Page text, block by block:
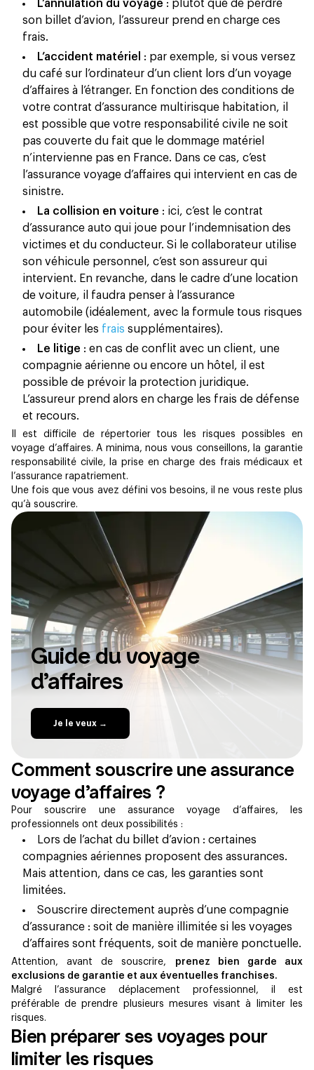
L’annulation du voyage : plutôt que de perdre
son billet d’avion, l’assureur prend en charge ces
frais.
L’accident matériel : par exemple, si vous versez
du café sur l’ordinateur d’un client lors d’un voyage
d’affaires à l’étranger. En fonction des conditions de
votre contrat d’assurance multirisque habitation, il
est possible que votre responsabilité civile ne soit
pas couverte du fait que le dommage matériel
n’intervienne pas en France. Dans ce cas, c’est
l’assurance voyage d’affaires qui intervient en cas de
sinistre.
La collision en voiture : ici, c’est le contrat
d’assurance auto qui joue pour l’indemnisation des
victimes et du conducteur. Si le collaborateur utilise
son véhicule personnel, c’est son assureur qui
intervient. En revanche, dans le cadre d’une location
de voiture, il faudra penser à l’assurance
automobile (idéalement, avec la formule tous risques
pour éviter les frais supplémentaires).
Le litige : en cas de conflit avec un client, une
compagnie aérienne ou encore un hôtel, il est
possible de prévoir la protection juridique.
L’assureur prend alors en charge les frais de défense
et recours.
Il est difficile de répertorier tous les risques possibles en
voyage d’affaires. A minima, nous vous conseillons, la garantie
responsabilité civile, la prise en charge des frais médicaux et
l’assurance rapatriement.
Une fois que vous avez défini vos besoins, il ne vous reste plus
qu’à souscrire.
Guide du voyage
d’affaires
Je le veux →
Comment souscrire une assurance
voyage d’affaires ?
Pour souscrire une assurance voyage d’affaires, les
professionnels ont deux possibilités :
Lors de l’achat du billet d’avion : certaines
compagnies aériennes proposent des assurances.
Mais attention, dans ce cas, les garanties sont
limitées.
Souscrire directement auprès d’une compagnie
d’assurance : soit de manière illimitée si les voyages
d’affaires sont fréquents, soit de manière ponctuelle.
Attention, avant de souscrire,
prenez bien garde aux
exclusions de garantie et aux éventuelles franchises.
Malgré l’assurance déplacement professionnel, il est
préférable de prendre plusieurs mesures visant à limiter les
risques.
Bien préparer ses voyages pour
limiter les risques